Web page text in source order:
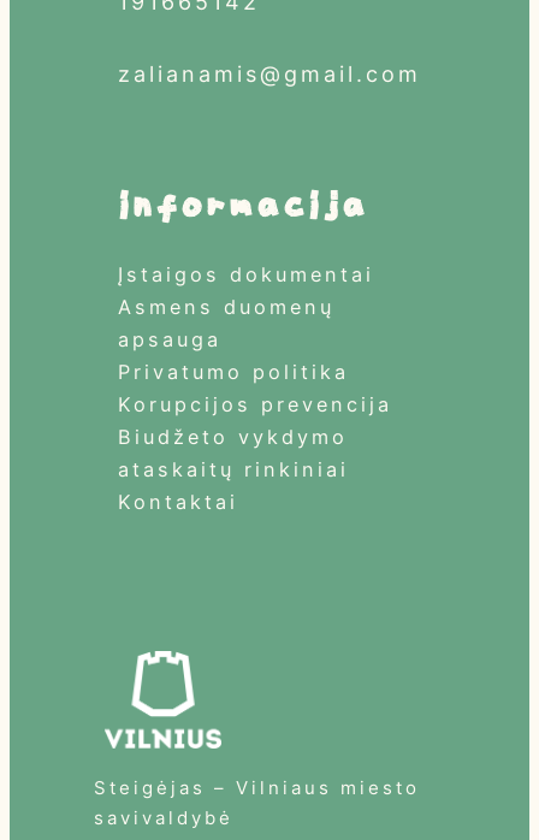
zalianamis@gmail.com
informacija
Įstaigos dokumentai
Asmens duomenų
apsauga
Privatumo politika
Korupcijos prevencija
Biudžeto vykdymo
ataskaitų rinkiniai
Kontaktai
Steigėjas – Vilniaus miesto
savivaldybė